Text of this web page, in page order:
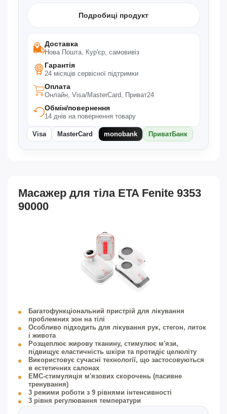
Подробиці продукт
Доставка
Нова Пошта, Кур'єр, самовивіз
Гарантія
24 місяців сервісної підтримки
Оплата
Онлайн, Visa/MasterCard, Приват24
Обмін/повернення
14 днів на повернення товару
Visa MasterCard monobank ПриватБанк
Масажер для тіла ETA Fenite 9353
90000
Багатофункціональний пристрій для лікування
проблемних зон на тілі
Особливо підходить для лікування рук, стегон, литок
і живота
Розщеплює жирову тканину, стимулює м'язи,
підвищує еластичність шкіри та протидіє целюліту
Використовує сучасні технології, що застосовуються
в естетичних салонах
ЕМС-стимуляція м'язових скорочень (пасивне
тренування)
3 режими роботи з 9 рівнями інтенсивності
3 рівня регулювання температури
3 рівні інтенсивності вібрації